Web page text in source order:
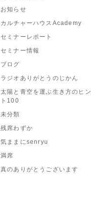
お知らせ
カルチャーハウスAcademy
セミナーレポート
セミナー情報
ブログ
ラジオありがとうのじかん
太陽と青空を運ぶ生き方のヒン
ト100
未分類
残席わずか
気ままにsenryu
満席
真のありがとうございます